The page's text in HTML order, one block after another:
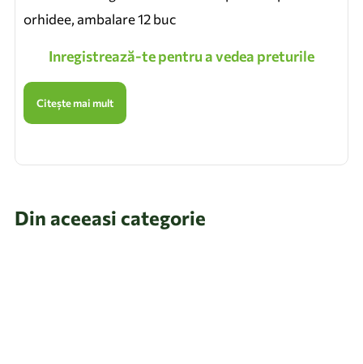
orhidee, ambalare 12 buc
Inregistrează-te pentru a vedea preturile
Citește mai mult
Din aceeasi categorie